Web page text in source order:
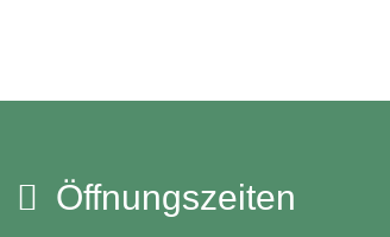
Öffnungszeiten